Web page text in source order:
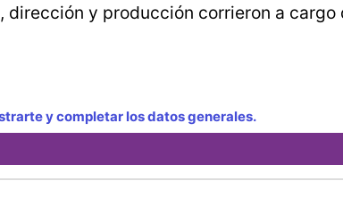
y producción corrieron a cargo
y completar los datos generales.